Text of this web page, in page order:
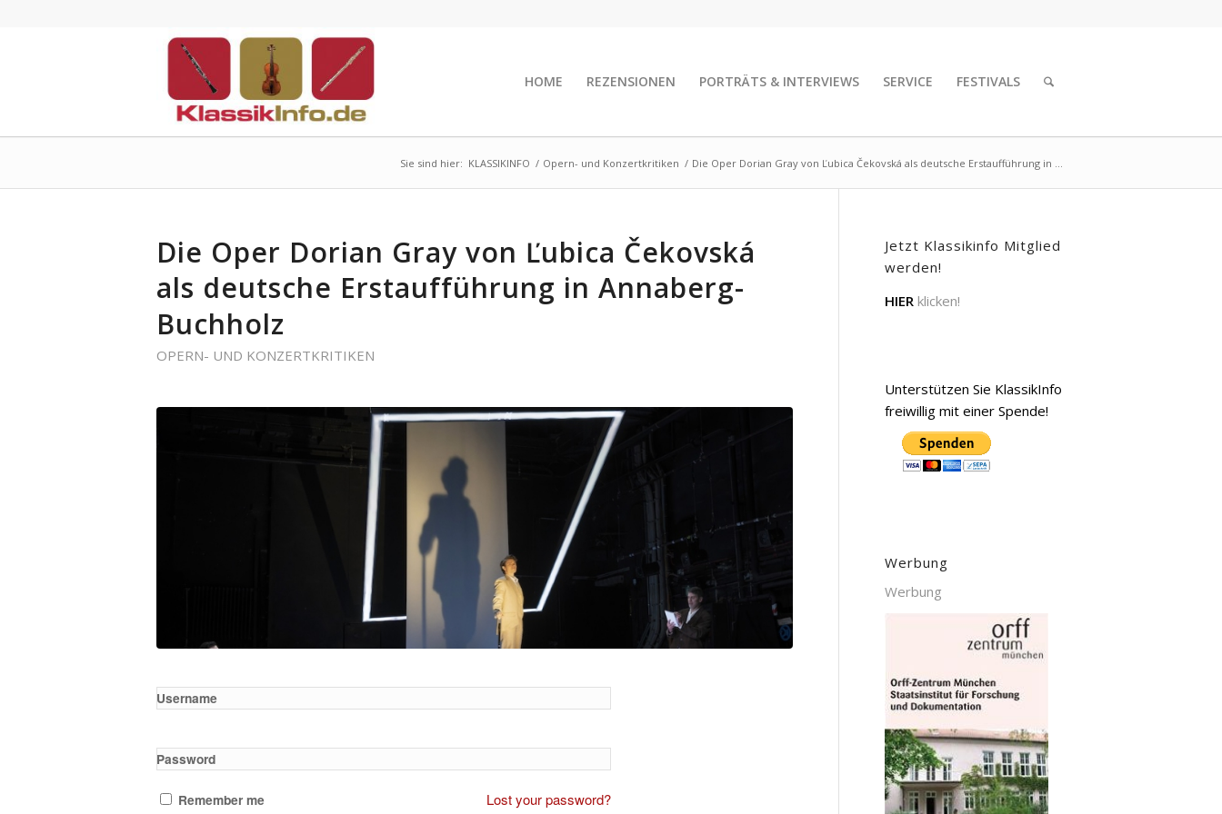
HOME REZENSIONEN PORTRÄTS & INTERVIEWS SERVICE FESTIVALS
Sie sind hier: KLASSIKINFO / Opern- und Konzertkritiken / Die Oper Dorian Gray von Ľubica Čekovská als deutsche Erstaufführung in ...
Die Oper Dorian Gray von Ľubica Čekovská
als deutsche Erstaufführung in Annaberg-
Buchholz
OPERN- UND KONZERTKRITIKEN
Username
Password
Remember me Lost your password?
Jetzt Klassikinfo Mitglied
werden!
HIER klicken!
Unterstützen Sie KlassikInfo
freiwillig mit einer Spende!
Werbung
Werbung